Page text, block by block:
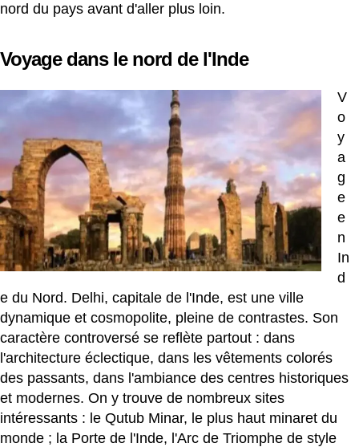
nord du pays avant d'aller plus loin.
Voyage dans le nord de l'Inde
V
o
y
a
g
e
e
n
In
d
e du Nord. Delhi, capitale de l'Inde, est une ville
dynamique et cosmopolite, pleine de contrastes. Son
caractère controversé se reflète partout : dans
l'architecture éclectique, dans les vêtements colorés
des passants, dans l'ambiance des centres historiques
et modernes. On y trouve de nombreux sites
intéressants : le Qutub Minar, le plus haut minaret du
monde ; la Porte de l'Inde, l'Arc de Triomphe de style